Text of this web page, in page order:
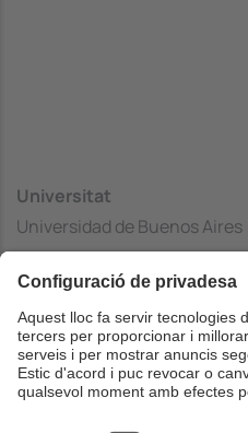
Universitat
Universidad de Buenos Aires
Facultad de Ingeniería
País
Argentina
Web